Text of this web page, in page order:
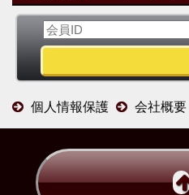
個人情報保護 会社概要